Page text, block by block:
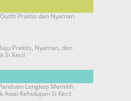
Praktis dan Nyaman
Praktis, Nyaman, dan
Si Kecil
Lengkap Memilih
Awal Kehidupan Si Kecil